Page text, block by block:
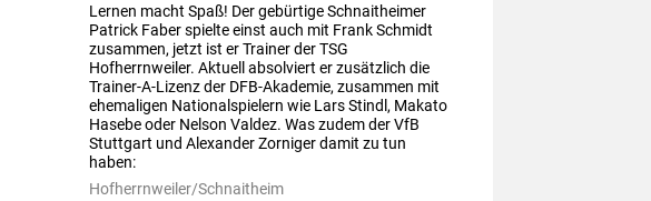
Lernen macht Spaß! Der gebürtige Schnaitheimer
Patrick Faber spielte einst auch mit Frank Schmidt
zusammen, jetzt ist er Trainer der TSG
Hofherrnweiler. Aktuell absolviert er zusätzlich die
Trainer-A-Lizenz der DFB-Akademie, zusammen mit
ehemaligen Nationalspielern wie Lars Stindl, Makato
Hasebe oder Nelson Valdez. Was zudem der VfB
Stuttgart und Alexander Zorniger damit zu tun
haben:
Hofherrnweiler/Schnaitheim